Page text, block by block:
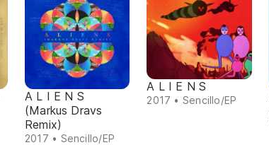
A L I E N S
(Markus Dravs
Remix)
2017 • Sencillo/EP
A L I E N S
2017 • Sencillo/EP